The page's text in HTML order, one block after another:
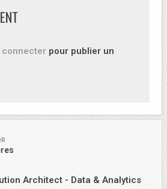
connecter pour publier un
Architect - Data & Analytics